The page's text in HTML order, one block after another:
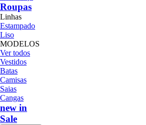
Roupas
Linhas
Estampado
Liso
MODELOS
Ver todos
Vestidos
Batas
Camisas
Saias
Cangas
new in
Sale